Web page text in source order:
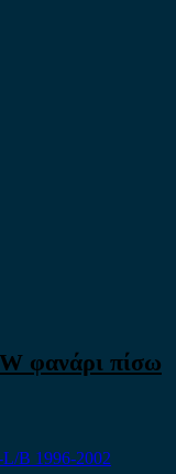
φανάρι πίσω
B 1996-2002